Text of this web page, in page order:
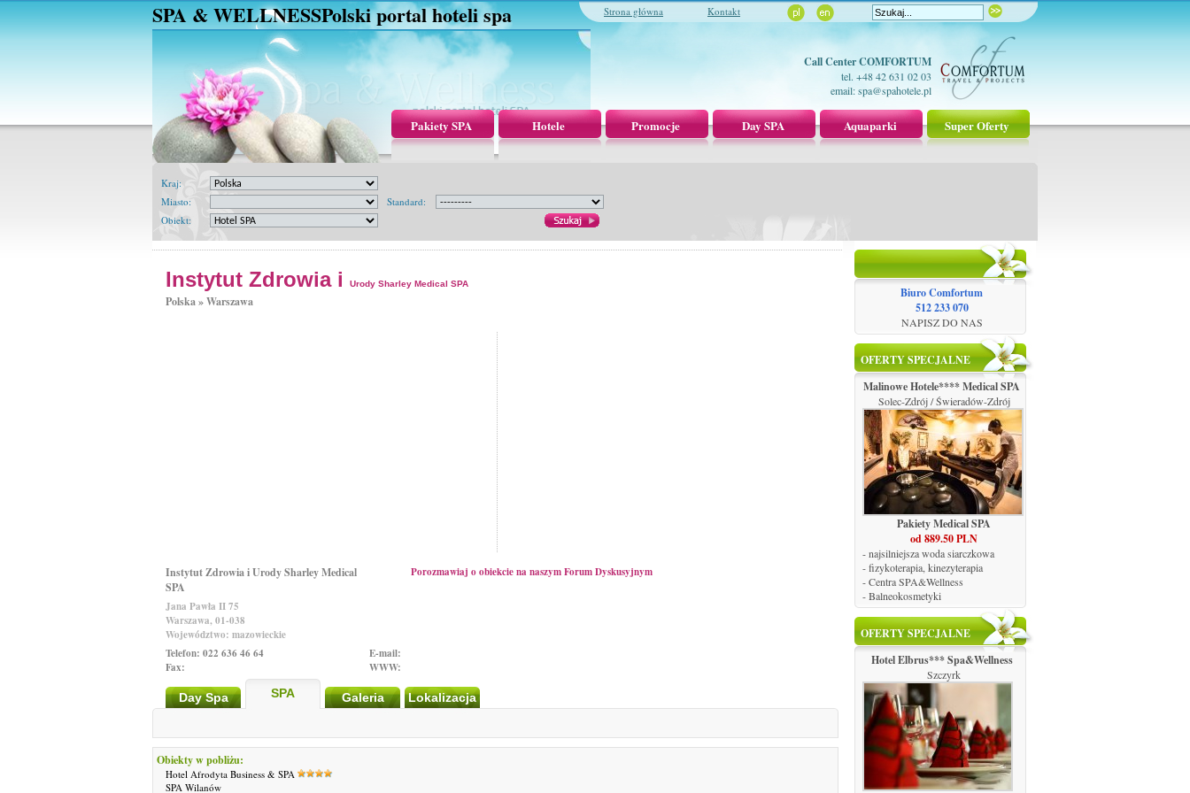
SPA & WELLNESSPolski portal hoteli spa Strona główna Kontakt
Call Center COMFORTUM
tel. +48 42 631 02 03
email:spa@spahotele.pl
Pakiety SPA Hotele Promocje Day SPA Aquaparki Super Oferty
Kraj:
Miasto:
Standard:
Obiekt:
Biuro Comfortum
512 233 070
NAPISZ DO NAS
OFERTY SPECJALNE
Malinowe Hotele**** Medical SPA
Solec-Zdrój / Świeradów-Zdrój
Pakiety Medical SPA
od 889.50 PLN
- najsilniejsza woda siarczkowa
- fizykoterapia, kinezyterapia
- Centra SPA&Wellness
- Balneokosmetyki
OFERTY SPECJALNE
Hotel Elbrus*** Spa&Wellness
Szczyrk
Instytut Zdrowia i Urody Sharley Medical SPA
Polska »Warszawa
Instytut Zdrowia i Urody Sharley Medical
SPA
Jana Pawła II 75
Warszawa, 01-038
Województwo: mazowieckie
Porozmawiaj o obiekcie na naszym Forum Dyskusyjnym
Telefon: 022 636 46 64
Fax:
E-mail:
WWW:
Day Spa SPA Galeria Lokalizacja
Obiekty w pobliżu:
Hotel Afrodyta Business & SPA
SPA Wilanów